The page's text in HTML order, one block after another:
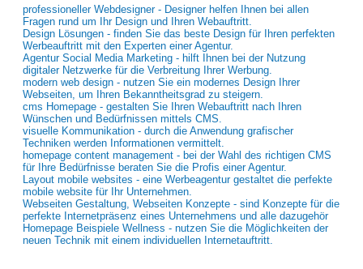
professioneller Webdesigner - Designer helfen Ihnen bei allen
Fragen rund um Ihr Design und Ihren Webauftritt.
Design Lösungen - finden Sie das beste Design für Ihren perfekten
Werbeauftritt mit den Experten einer Agentur.
Agentur Social Media Marketing - hilft Ihnen bei der Nutzung
digitaler Netzwerke für die Verbreitung Ihrer Werbung.
modern web design - nutzen Sie ein modernes Design Ihrer
Webseiten, um Ihren Bekanntheitsgrad zu steigern.
cms Homepage - gestalten Sie Ihren Webauftritt nach Ihren
Wünschen und Bedürfnissen mittels CMS.
visuelle Kommunikation - durch die Anwendung grafischer
Techniken werden Informationen vermittelt.
homepage content management - bei der Wahl des richtigen CMS
für Ihre Bedürfnisse beraten Sie die Profis einer Agentur.
Layout mobile websites - eine Werbeagentur gestaltet die perfekte
mobile website für Ihr Unternehmen.
Webseiten Gestaltung, Webseiten Konzepte - sind Konzepte für die
perfekte Internetpräsenz eines Unternehmens und alle dazugehör
Homepage Beispiele Wellness - nutzen Sie die Möglichkeiten der
neuen Technik mit einem individuellen Internetauftritt.